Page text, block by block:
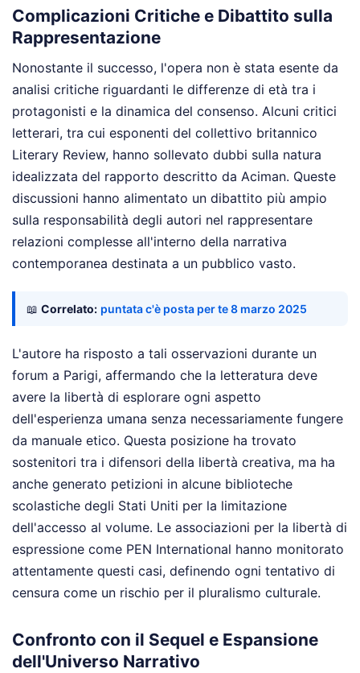
Complicazioni Critiche e Dibattito sulla
Rappresentazione
Nonostante il successo, l'opera non è stata esente da
analisi critiche riguardanti le differenze di età tra i
protagonisti e la dinamica del consenso. Alcuni critici
letterari, tra cui esponenti del collettivo britannico
Literary Review, hanno sollevato dubbi sulla natura
idealizzata del rapporto descritto da Aciman. Queste
discussioni hanno alimentato un dibattito più ampio
sulla responsabilità degli autori nel rappresentare
relazioni complesse all'interno della narrativa
contemporanea destinata a un pubblico vasto.
📖 Correlato: puntata c'è posta per te 8 marzo 2025
L'autore ha risposto a tali osservazioni durante un
forum a Parigi, affermando che la letteratura deve
avere la libertà di esplorare ogni aspetto
dell'esperienza umana senza necessariamente fungere
da manuale etico. Questa posizione ha trovato
sostenitori tra i difensori della libertà creativa, ma ha
anche generato petizioni in alcune biblioteche
scolastiche degli Stati Uniti per la limitazione
dell'accesso al volume. Le associazioni per la libertà di
espressione come PEN International hanno monitorato
attentamente questi casi, definendo ogni tentativo di
censura come un rischio per il pluralismo culturale.
Confronto con il Sequel e Espansione
dell'Universo Narrativo